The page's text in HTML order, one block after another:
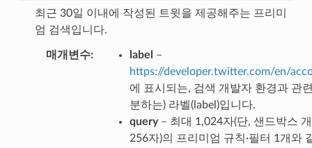
최근 30일 이내에 작성된 트윗을 제공해주는 프리미
엄 검색입니다.
매개변수 label
–
https://developer.twitter.com/en/
에 표시되는, 검색 개발자 환경과 관
분하는) 라벨(label)입니다.
query– 최대 1,024자(단, 샌드박스
256자)의 프리미엄 규칙·필터 1개와